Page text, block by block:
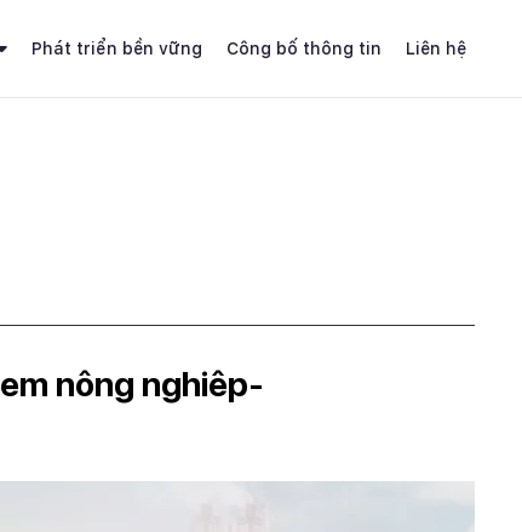
Phát triển bền vững Công bố thông tin Liên hệ
nông nghiêp-